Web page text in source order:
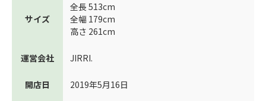
サイズ
全長 513cm
全幅 179cm
高さ 261cm
運営会社 JIRRI.
開店日 2019年5月16日